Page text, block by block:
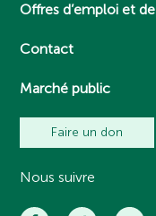
Offres d’emploi et
Contact
Marché public
Faire un don
Nous suivre